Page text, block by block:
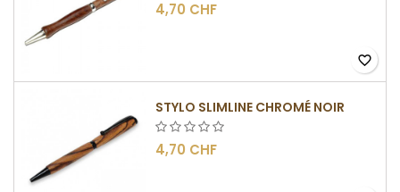
4,70 CHF
favorite_border
STYLO SLIMLINE CHROMÉ NOIR
4,70 CHF